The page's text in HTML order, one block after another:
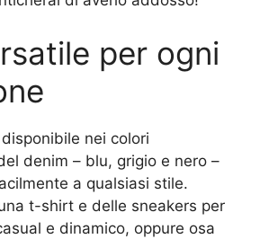
per ogni
nei colori
denim – blu, grigio e nero –
a qualsiasi stile.
t-shirt e delle sneakers per
e dinamico, oppure osa